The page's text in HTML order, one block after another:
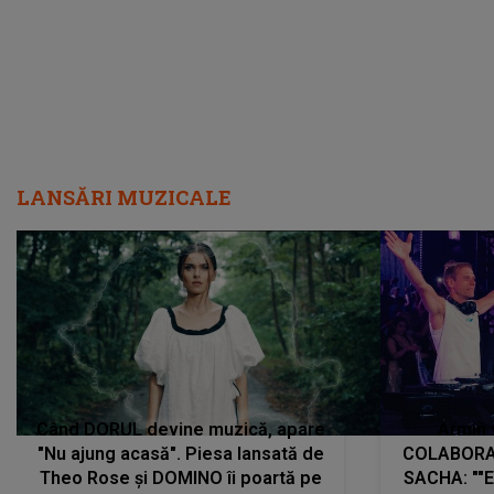
LANSĂRI MUZICALE
Când DORUL devine muzică, apare
"Nu ajung acasă". Piesa lansată de
Theo Rose și DOMINO îi poartă pe
SACHA: